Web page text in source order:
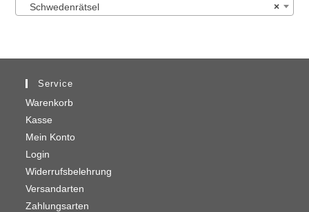
×
Schwedenrätsel
Service
Warenkorb
Kasse
Mein Konto
Login
Widerrufsbelehrung
Versandarten
Zahlungsarten